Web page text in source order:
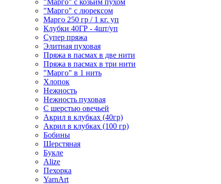
"Марго" с козьим пухом
"Марго" с люрексом
Марго 250 гр / 1 кг. уп
Клубки 40ГР - 4шт/уп
Cупер пряжа
Элитная пуховая
Пряжа в пасмах в две нити
Пряжа в пасмах в три нити
"Марго" в 1 нить
Хлопок
Нежность
Нежность пуховая
С шерстью овечьей
Акрил в клубках (40гр)
Акрил в клубках (100 гр)
Бобины
Шерстяная
Букле
Alize
Пехорка
YarnArt